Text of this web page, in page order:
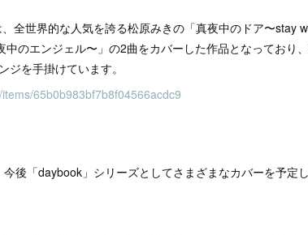
全世界的な人気を誇る松原みきの「真夜中のドア〜stay
のエンジェル〜」の2曲をカバーした作品となっており
を手掛けています。
65b0b983bf7b8f04566acdc9
後「daybook」シリーズとしてさまざまなカバーを予定